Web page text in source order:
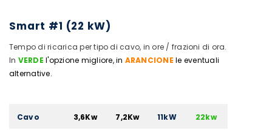
Smart #1 (22 kW)
Tempo di ricarica per tipo di cavo, in ore / frazioni di ora.
In VERDEl'opzione migliore, in ARANCIONE le eventuali
alternative.
Cavo 3,6Kw 7,2Kw 11kW 22kw